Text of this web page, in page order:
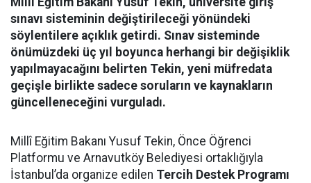
sınavı sisteminin değiştirileceği yönündeki
söylentilere açıklık getirdi. Sınav sisteminde
önümüzdeki üç yıl boyunca herhangi bir değişiklik
yapılmayacağını belirten Tekin, yeni müfredata
geçişle birlikte sadece soruların ve kaynakların
güncelleneceğini vurguladı.
Millî Eğitim Bakanı Yusuf Tekin, Önce Öğrenci
Platformu ve Arnavutköy Belediyesi ortaklığıyla
İstanbul’da organize edilen Tercih Destek Programı